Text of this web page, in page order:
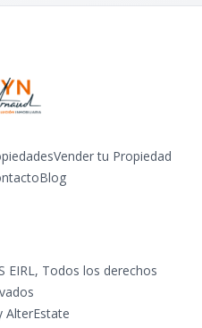
Vender tu Propiedad
Blog
EIRL, Todos los derechos
AlterEstate